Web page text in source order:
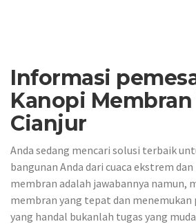
Informasi
Kanopi Membran
Cianjur
Anda sedang mencari solusi terbaik
bangunan Anda dari cuaca ekstrem
membran adalah jawabannya namun,
membran yang tepat dan menemukan
yang handal bukanlah tugas yang